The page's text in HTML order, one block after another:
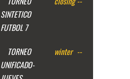
SINTETICO
FUTBOL 7
TORNEO
UNIFICADO-
winter --